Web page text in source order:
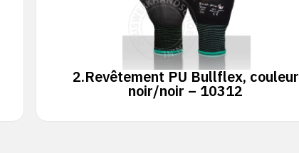
2.Revêtement PU Bullflex, couleur
noir/noir – 10312